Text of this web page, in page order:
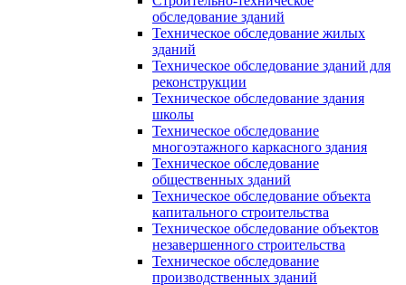
обследование зданий
Техническое обследование жилых
зданий
Техническое обследование зданий для
реконструкции
Техническое обследование здания
школы
Техническое обследование
многоэтажного каркасного здания
Техническое обследование
общественных зданий
Техническое обследование объекта
капитального строительства
Техническое обследование объектов
незавершенного строительства
Техническое обследование
производственных зданий